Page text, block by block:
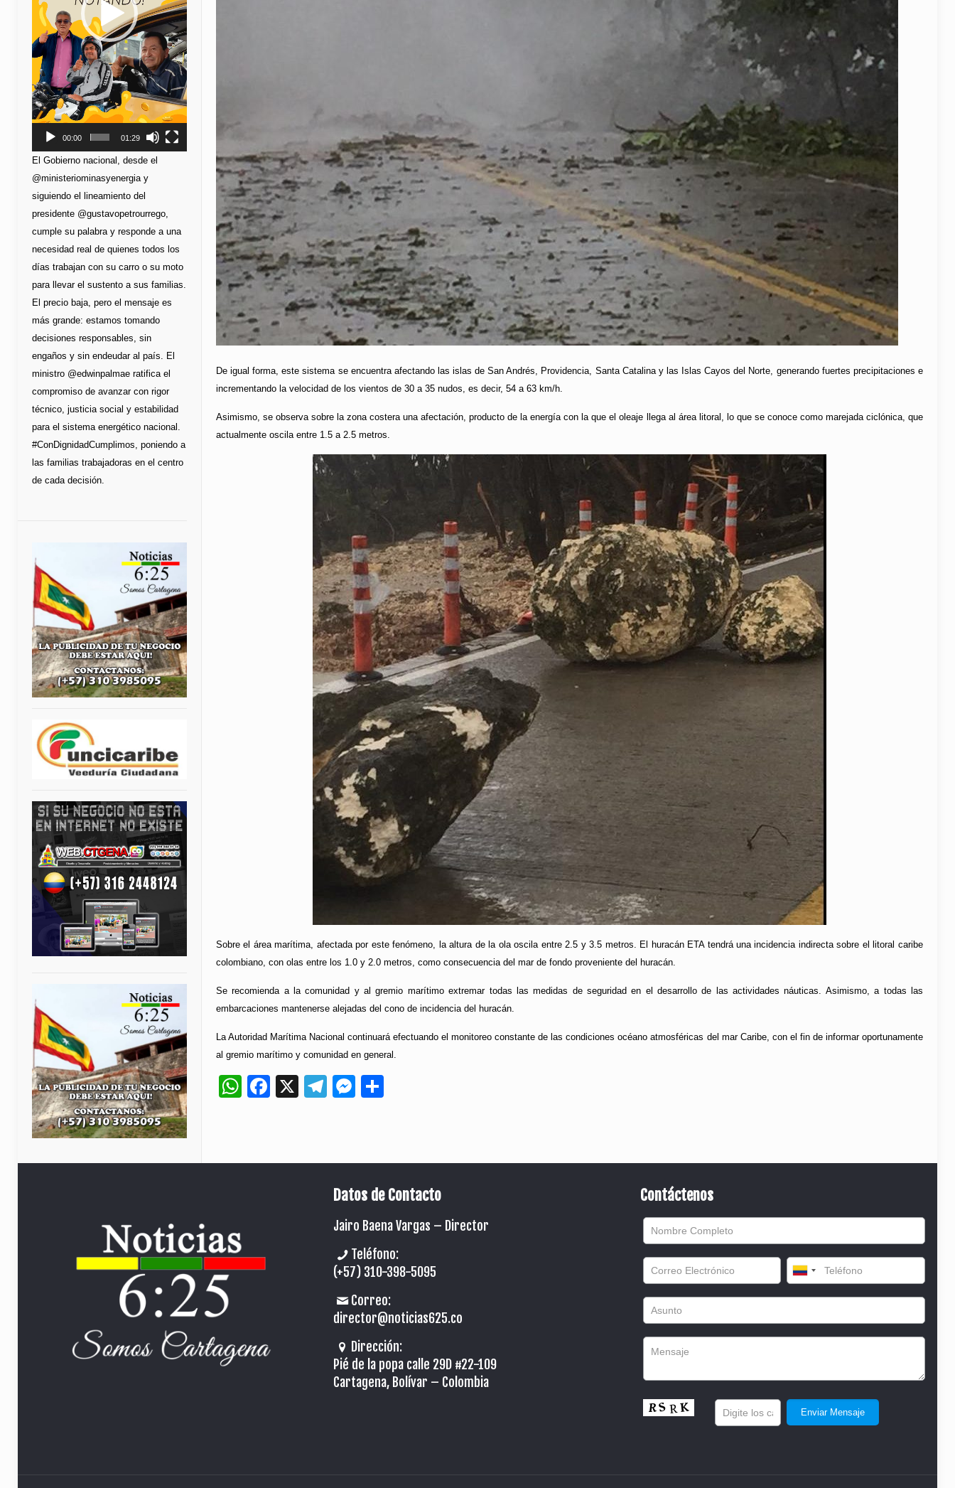
De igual forma, este sistema se encuentra afectando las islas de San Andrés, Providencia, Santa Catalina y las Islas Cayos del Norte, generando fuertes precipitaciones e
incrementando la velocidad de los vientos de 30 a 35 nudos, es decir, 54 a 63 km/h.
Asimismo, se observa sobre la zona costera una afectación, producto de la energía con la que el oleaje llega al área litoral, lo que se conoce como marejada ciclónica, que
actualmente oscila entre 1.5 a 2.5 metros.
Sobre el área marítima, afectada por este fenómeno, la altura de la ola oscila entre 2.5 y 3.5 metros. El huracán ETA tendrá una incidencia indirecta sobre el litoral caribe
colombiano, con olas entre los 1.0 y 2.0 metros, como consecuencia del mar de fondo proveniente del huracán.
Se recomienda a la comunidad y al gremio marítimo extremar todas las medidas de seguridad en el desarrollo de las actividades náuticas. Asimismo, a todas las
embarcaciones mantenerse alejadas del cono de incidencia del huracán.
La Autoridad Marítima Nacional continuará efectuando el monitoreo constante de las condiciones océano atmosféricas del mar Caribe, con el fin de informar oportunamente
al gremio marítimo y comunidad en general.
WhatsApp
Facebook
X Telegram
Messenger
00:00 01:29
El Gobierno nacional, desde el
@ministeriominasyenergia y
siguiendo el lineamiento del
presidente @gustavopetrourrego,
cumple su palabra y responde a una
necesidad real de quienes todos los
días trabajan con su carro o su moto
para llevar el sustento a sus familias.
El precio baja, pero el mensaje es
más grande: estamos tomando
decisiones responsables, sin
engaños y sin endeudar al país. El
ministro @edwinpalmae ratifica el
compromiso de avanzar con rigor
técnico, justicia social y estabilidad
para el sistema energético nacional.
#ConDignidadCumplimos, poniendo a
las familias trabajadoras en el centro
de cada decisión.
Datos de Contacto
Jairo Baena Vargas – Director
Teléfono:
(+57) 310-398-5095
Correo:
director@noticias625.co
Dirección:
Pié de la popa calle 29D #22-109
Cartagena, Bolívar – Colombia
Contáctenos